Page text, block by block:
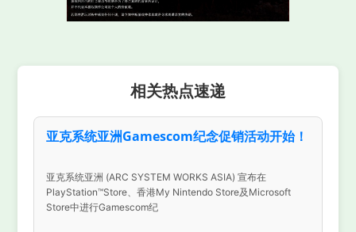
相关热点速递
亚克系统亚洲Gamescom纪念促销活动开始！
亚克系统亚洲 (ARC SYSTEM WORKS ASIA) 宣布在
PlayStation™Store、香港My Nintendo Store及Microsoft
Store中进行Gamescom纪